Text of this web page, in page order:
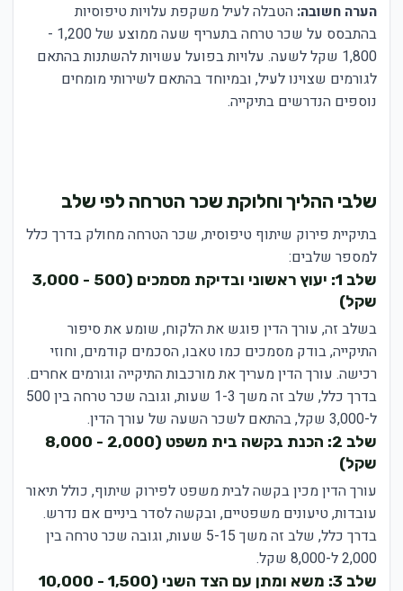
הערה חשובה: הטבלה לעיל משקפת עלויות טיפוסיות
בהתבסס על שכר טרחה בתעריף שעה ממוצע של 1,200 -
1,800 שקל לשעה. עלויות בפועל עשויות להשתנות בהתאם
לגורמים שצוינו לעיל, ובמיוחד בהתאם לשירותי מומחים
נוספים הנדרשים בתיקייה.
שלבי ההליך וחלוקת שכר הטרחה לפי שלב
בתיקיית פירוק שיתוף טיפוסית, שכר הטרחה מחולק בדרך כלל
למספר שלבים:
שלב 1: יעוץ ראשוני ובדיקת מסמכים (500 - 3,000
שקל)
בשלב זה, עורך הדין פוגש את הלקוח, שומע את סיפור
התיקייה, בודק מסמכים כמו טאבו, הסכמים קודמים, וחוזי
רכישה. עורך הדין מעריך את מורכבות התיקייה וגורמים אחרים.
בדרך כלל, שלב זה משך 1-3 שעות, וגובה שכר טרחה בין 500
ל-3,000 שקל, בהתאם לשכר השעה של עורך הדין.
שלב 2: הכנת בקשה בית משפט (2,000 - 8,000
שקל)
עורך הדין מכין בקשה לבית משפט לפירוק שיתוף, כולל תיאור
עובדות, טיעונים משפטיים, ובקשה לסדר ביניים אם נדרש.
בדרך כלל, שלב זה משך 5-15 שעות, וגובה שכר טרחה בין
2,000 ל-8,000 שקל.
שלב 3: משא ומתן עם הצד השני (1,500 - 10,000